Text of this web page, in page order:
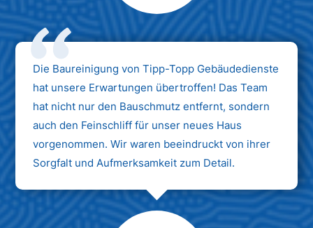
Max Mustermann
Unternehmen AG
Die Baureinigung von Tipp-Topp Gebäudedienste
hat unsere Erwartungen übertroffen! Das Team
hat nicht nur den Bauschmutz entfernt, sondern
auch den Feinschliff für unser neues Haus
vorgenommen. Wir waren beeindruckt von ihrer
Sorgfalt und Aufmerksamkeit zum Detail.